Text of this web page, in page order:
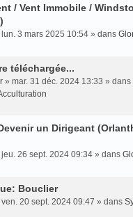
/ Vent Immobile /
lun. 3 mars 2025 10:54 » dans
téléchargée...
» mar. 31 déc. 2024 13:33 » dans
un Dirigeant
jeu. 26 sept. 2024 09:34 » dans
Bouclier
ven. 20 sept. 2024 09:47 » dans